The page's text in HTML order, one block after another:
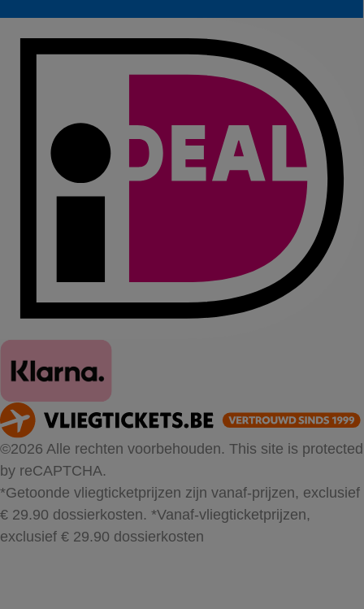
©2026 Alle rechten voorbehouden. This site is protected
by reCAPTCHA.
*Getoonde vliegticketprijzen zijn vanaf-prijzen, exclusief
€ 29.90 dossierkosten. *Vanaf-vliegticketprijzen,
exclusief € 29.90 dossierkosten